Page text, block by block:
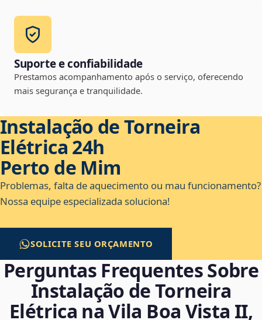
Suporte e confiabilidade
Prestamos acompanhamento após o serviço, oferecendo
mais segurança e tranquilidade.
Instalação de Torneira
Elétrica 24h
Perto de Mim
Problemas, falta de aquecimento ou mau funcionamento?
Nossa equipe especializada soluciona!
SOLICITE SEU ORÇAMENTO
Perguntas Frequentes Sobre
Instalação de Torneira
Elétrica na Vila Boa Vista II,